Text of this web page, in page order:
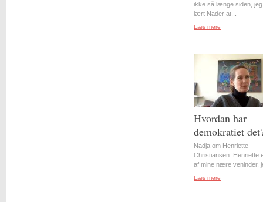
ikke så længe siden,
lært Nader at...
Læs mere
Hvordan har
demokratiet
Nadja om Henriette
Christiansen: Henriette
af mine nære veninder,
Læs mere